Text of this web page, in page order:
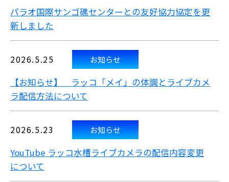
パラオ国際サンゴ礁センターとの友好協力協定を更
新しました
2026.5.25 お知らせ
【お知らせ】 ラッコ「メイ」の体調とライブカメ
ラ配信方法について
2026.5.23 お知らせ
YouTube ラッコ水槽ライブカメラの配信内容変更
について